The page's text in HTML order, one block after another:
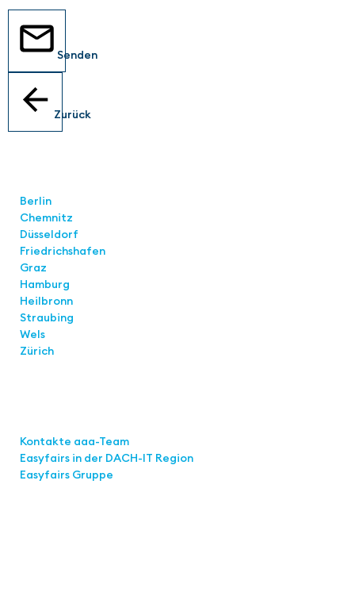
Senden
Zurück
Berlin
Chemnitz
Düsseldorf
Friedrichshafen
Graz
Hamburg
Heilbronn
Straubing
Wels
Zürich
Kontakte aaa-Team
Easyfairs in der DACH-IT Region
Easyfairs Gruppe